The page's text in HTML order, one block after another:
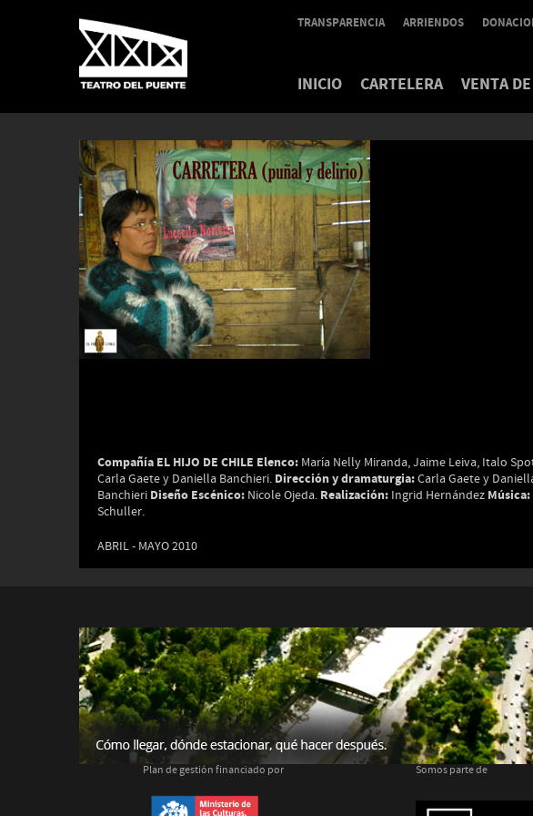
TRANSPARENCIA ARRIENDOS
INICIO CARTELERA VENTA
Compañía EL HIJO DE CHILE Elenco: María Nelly Miranda, Jaime Leiva, Italo
Carla Gaete y Daniella Banchieri. Dirección y dramaturgia:Carla Gaete y
Banchieri Diseño Escénico: Nicole Ojeda. Realización: Ingrid Hernández Música:
Schuller.
ABRIL - MAYO 2010
Plan de gestión financiado por Somos parte de